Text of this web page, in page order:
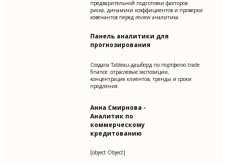
предварительной подготовки факторов
риска, динамики коэффициентов и проверки
ковенантов перед review аналитика.
Панель аналитики для
прогнозирования
Создала Tableau-дашборд по портфелю trade
finance: отраслевые экспозиции,
концентрация клиентов, тренды и сроки
продления.
Анна Смирнова -
Аналитик по
коммерческому
кредитованию
[object Object]